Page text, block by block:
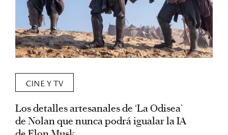
CINE Y TV
Los detalles artesanales de ‘La Odisea’
de Nolan que nunca podrá igualar la IA